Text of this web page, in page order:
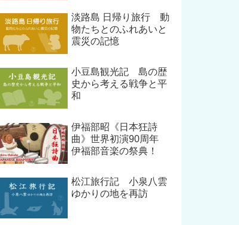
淡路島 日帰り旅行 動
物たちとのふれあいと
震災の記憶
小豆島観光記 島の歴
史から考える戦争と平
和
伊福部昭《日本狂詩
曲》世界初演90周年
伊福部音楽の祭典！
松江旅行記 小泉八雲
ゆかりの地を再訪